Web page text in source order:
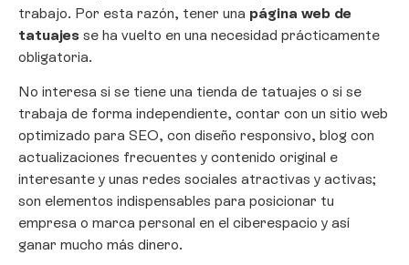
trabajo. Por esta razón, tener una página web de
tatuajes se ha vuelto en una necesidad prácticamente
obligatoria.
No interesa si se tiene una tienda de tatuajes o si se
trabaja de forma independiente, contar con un sitio web
optimizado para SEO, con diseño responsivo, blog con
actualizaciones frecuentes y contenido original e
interesante y unas redes sociales atractivas y activas;
son elementos indispensables para posicionar tu
empresa o marca personal en el ciberespacio y así
ganar mucho más dinero.